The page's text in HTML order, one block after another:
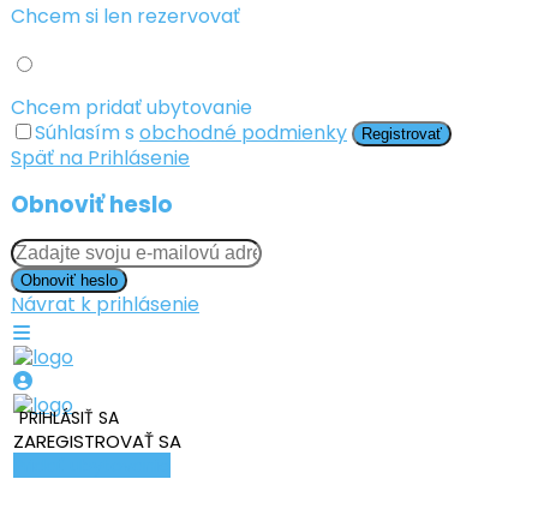
Chcem si len rezervovať
Chcem pridať ubytovanie
Súhlasím s obchodné podmienky Registrovať
Späť na Prihlásenie
Obnoviť heslo
Obnoviť heslo
Návrat k prihlásenie
PRIHLÁSIŤ SA
ZAREGISTROVAŤ SA